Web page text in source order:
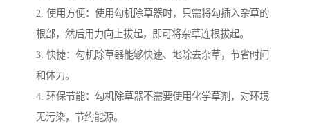
2. 使用方便：使用勾机除草器时，只需将勾插入杂草的
根部，然后用力向上拔起，即可将杂草连根拔起。
3. 快捷：勾机除草器能够快速、地除去杂草，节省时间
和体力。
4. 环保节能：勾机除草器不需要使用化学草剂，对环境
无污染，节约能源。